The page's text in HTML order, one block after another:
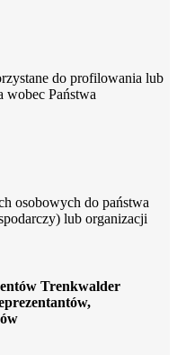
do profilowania lub
wobec Państwa
osobowych do państwa
lub organizacji
Trenkwalder